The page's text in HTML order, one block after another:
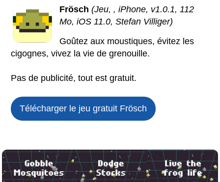
Frösch (Jeu, , iPhone, v1.0.1, 112
Mo, iOS 11.0, Stefan Villiger)
Goûtez aux moustiques, évitez les
cigognes, vivez la vie de grenouille.
Pas de publicité, tout est gratuit.
Télécharger le jeu gratuit Frösch